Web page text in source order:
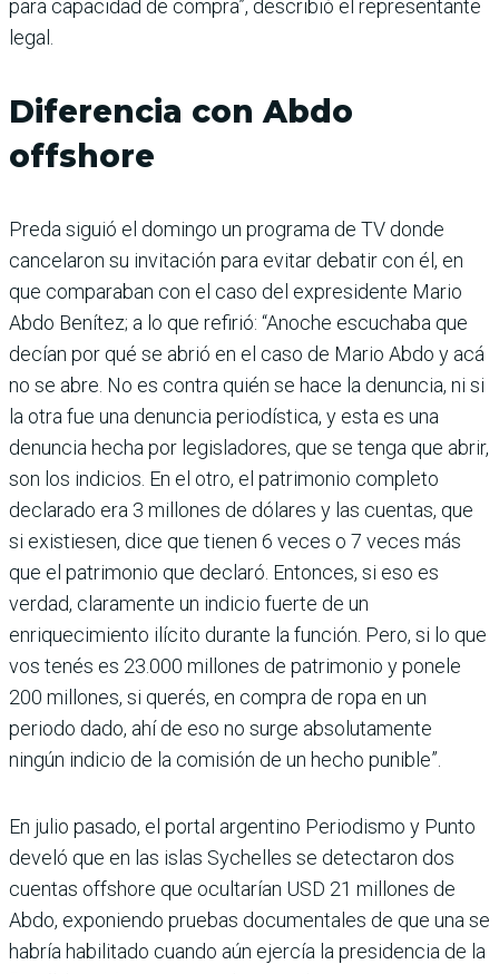
para capacidad de compra”, describió el representante
legal.
Diferencia con Abdo
offshore
Preda siguió el domingo un programa de TV donde
cancelaron su invitación para evitar debatir con él, en
que comparaban con el caso del expresidente Mario
Abdo Benítez; a lo que refirió: “Anoche escuchaba que
decían por qué se abrió en el caso de Mario Abdo y acá
no se abre. No es contra quién se hace la denuncia, ni si
la otra fue una denuncia periodística, y esta es una
denuncia hecha por legisladores, que se tenga que abrir,
son los indicios. En el otro, el patrimonio completo
declarado era 3 millones de dólares y las cuentas, que
si existiesen, dice que tienen 6 veces o 7 veces más
que el patrimonio que declaró. Entonces, si eso es
verdad, claramente un indicio fuerte de un
enriquecimiento ilícito durante la función. Pero, si lo que
vos tenés es 23.000 millones de patrimonio y ponele
200 millones, si querés, en compra de ropa en un
periodo dado, ahí de eso no surge absolutamente
ningún indicio de la comisión de un hecho punible”.
En julio pasado, el portal argentino Periodismo y Punto
develó que en las islas Sychelles se detectaron dos
cuentas offshore que ocultarían USD 21 millones de
Abdo, exponiendo pruebas documentales de que una se
habría habilitado cuando aún ejercía la presidencia de la